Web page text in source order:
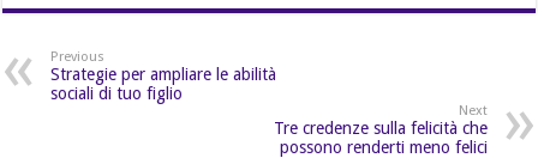
Previous
Strategie per ampliare le abilità
sociali di tuo figlio
Next
Tre credenze sulla felicità che
possono renderti meno felici